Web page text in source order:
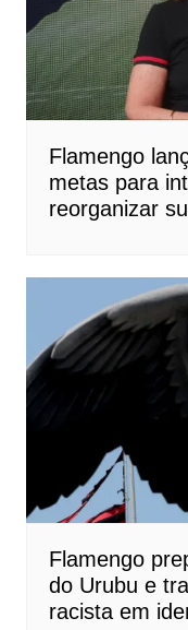
Flamengo
metas para
reorganizar
Flamengo
do Urubu e
racista em